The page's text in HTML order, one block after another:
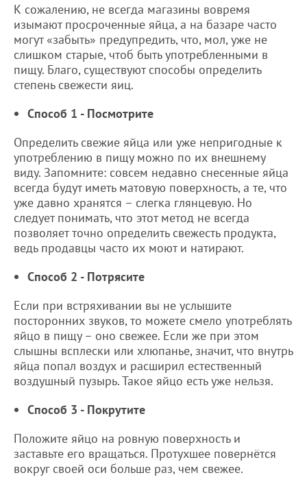
К сожалению, не всегда магазины вовремя
изымают просроченные яйца, а на базаре часто
могут «забыть» предупредить, что, мол, уже не
слишком старые, чтоб быть употребленными в
пищу. Благо, существуют способы определить
степень свежести яиц.
Способ 1 - Посмотрите
Определить свежие яйца или уже непригодные к
употреблению в пищу можно по их внешнему
виду. Запомните: совсем недавно снесенные яйца
всегда будут иметь матовую поверхность, а те, что
уже давно хранятся – слегка глянцевую. Но
следует понимать, что этот метод не всегда
позволяет точно определить свежесть продукта,
ведь продавцы часто их моют и натирают.
Способ 2 - Потрясите
Если при встряхивании вы не услышите
посторонних звуков, то можете смело употреблять
яйцо в пищу – оно свежее. Если же при этом
слышны всплески или хлюпанье, значит, что внутрь
яйца попал воздух и расширил естественный
воздушный пузырь. Такое яйцо есть уже нельзя.
Способ 3 - Покрутите
Положите яйцо на ровную поверхность и
заставьте его вращаться. Протухшее повернётся
вокруг своей оси больше раз, чем свежее.